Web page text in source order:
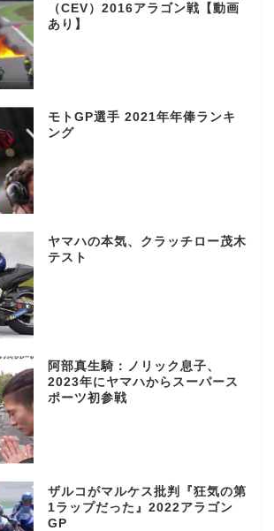
（CEV）2016アラゴン戦【動画
あり】
モトGP選手 2021年年俸ランキ
ング
ヤマハの本気、クラッチロー茂木
テスト
阿部真生騎：ノリック息子、
2023年にヤマハからスーパース
ポーツ初参戦
ザルコがマルケス批判『狂気の第
1ラップだった』2022アラゴン
GP